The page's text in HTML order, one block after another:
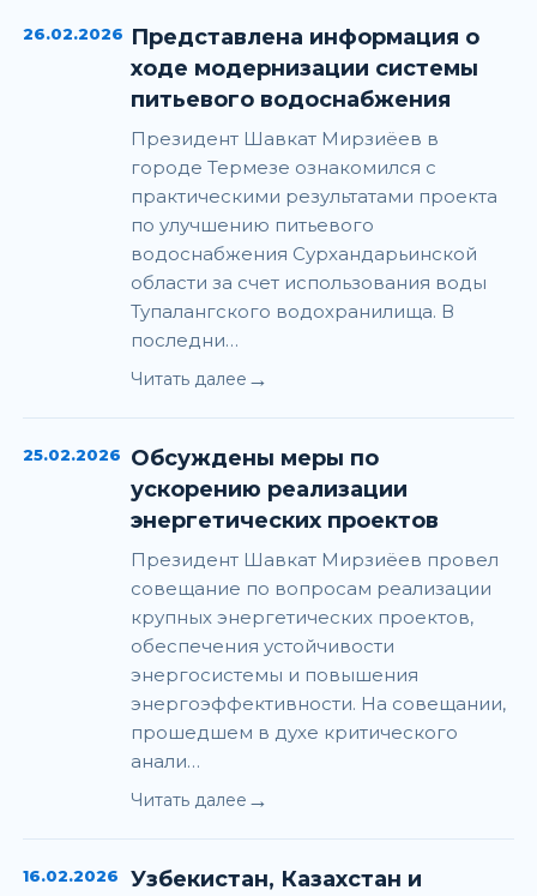
26.02.2026 Представлена информация о
ходе модернизации системы
питьевого водоснабжения
Президент Шавкат Мирзиёев в
городе Термезе ознакомился с
практическими результатами проекта
по улучшению питьевого
водоснабжения Сурхандарьинской
области за счет использования воды
Тупалангского водохранилища. В
последни…
Читать далее →
25.02.2026
Обсуждены меры по
ускорению реализации
энергетических проектов
Президент Шавкат Мирзиёев провел
совещание по вопросам реализации
крупных энергетических проектов,
обеспечения устойчивости
энергосистемы и повышения
энергоэффективности. На совещании,
прошедшем в духе критического
анали…
Читать далее →
16.02.2026
Узбекистан, Казахстан и